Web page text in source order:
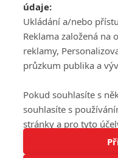
Tato stránka používá
Máte-li zájem o inzerci
Ochrana osobních údajů|
Upravit
© 2016 – 2026
údaje:
Ukládání a/nebo
Reklama založená na
reklamy,
průzkum publika a
Pokud souhlasíte s
souhlasíte s
stránky a pro tyto
odmítnout, ale v
nebudou k dispozici